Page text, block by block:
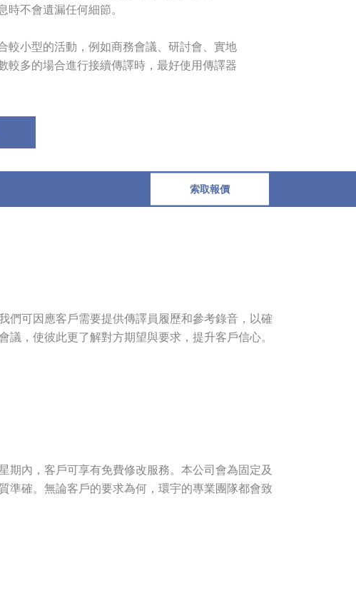
時不會遺漏任何細節。
較小型的活動，例如商務會議、研討會、實地
較多的場合進行接續傳譯時，最好使用傳譯器
索取報價
們可因應客戶需要提供傳譯員履歷和參考錄音，以確
，使彼此更了解對方期望與要求，提升客戶信心。
期內，客戶可享有免費修改服務。本公司會為固定及
準確。無論客戶的要求為何，環宇的專業團隊都會致